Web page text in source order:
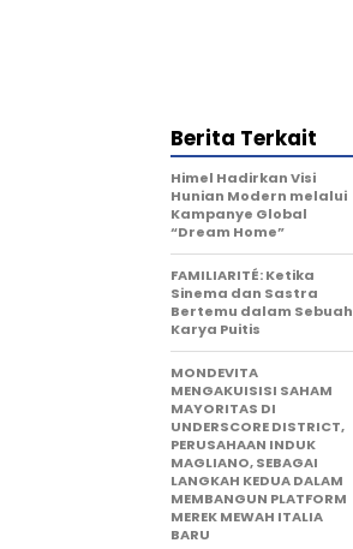
Berita Terkait
Himel Hadirkan Visi
Hunian Modern melalui
Kampanye Global
“Dream Home”
FAMILIARITÉ: Ketika
Sinema dan Sastra
Bertemu dalam Sebuah
Karya Puitis
MONDEVITA
MENGAKUISISI SAHAM
MAYORITAS DI
UNDERSCORE DISTRICT,
PERUSAHAAN INDUK
MAGLIANO, SEBAGAI
LANGKAH KEDUA DALAM
MEMBANGUN PLATFORM
MEREK MEWAH ITALIA
BARU